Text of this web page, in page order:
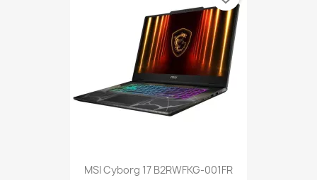
MSI Cyborg 17 B2RWFKG-001FR